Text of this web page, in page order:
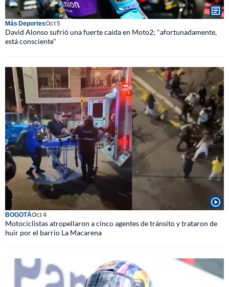
Más DeportesOct 5
David Alonso sufrió una fuerte caída en Moto2; "afortunadamente,
está consciente"
BOGOTÁOct 4
Motociclistas atropellaron a cinco agentes de tránsito y trataron de
huir por el barrio La Macarena